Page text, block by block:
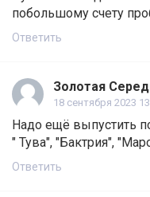
побольшому счету
Ответить
Золотая
18 сентября 2023
Надо ещё выпустить
" Тува", "Бактрия",
Ответить